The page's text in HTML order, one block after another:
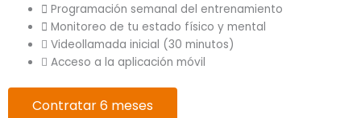
Programación semanal del entrenamiento
Monitoreo de tu estado físico y mental
Videollamada inicial (30 minutos)
Acceso a la aplicación móvil
Contratar 6 meses